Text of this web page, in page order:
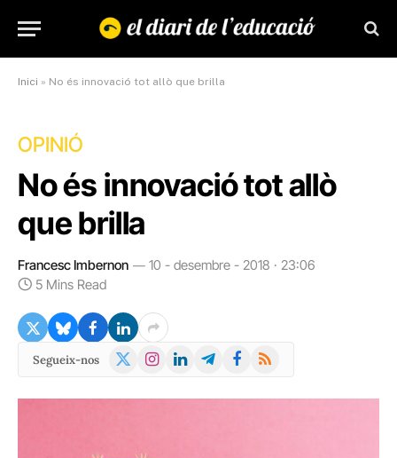
Inici » No és innovació tot allò que brilla
OPINIÓ
No és innovació tot allò
que brilla
Francesc Imbernon
10 - desembre - 2018 · 23:06
5 Mins Read
Segueix-nos
X
Instagram
LinkedInTelegramFacebook
RSS